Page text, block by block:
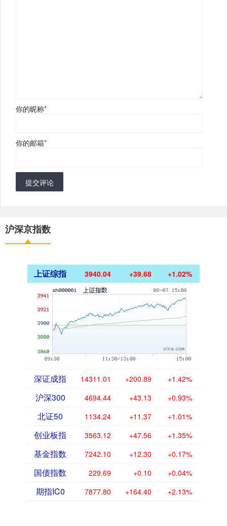
你的昵称*
你的邮箱*
提交评论
沪深京指数
上证综指 3940.04 +39.68 +1.02%
深证成指 14311.01 +200.89 +1.42%
沪深300 4694.44 +43.13 +0.93%
北证50 1134.24 +11.37 +1.01%
创业板指 3563.12 +47.56 +1.35%
基金指数 7242.10 +12.30 +0.17%
国债指数 229.69 +0.10 +0.04%
期指IC0 7877.80 +164.40 +2.13%